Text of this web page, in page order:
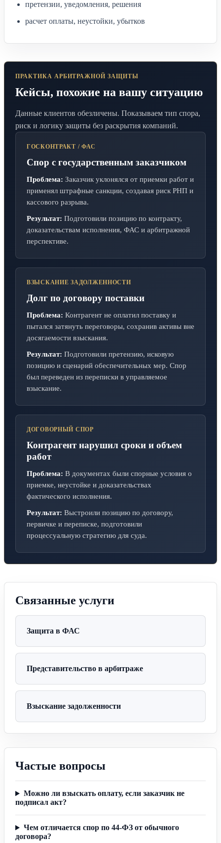
претензии, уведомления, решения
расчет оплаты, неустойки, убытков
ПРАКТИКА АРБИТРАЖНОЙ ЗАЩИТЫ
Кейсы, похожие на вашу ситуацию
Данные клиентов обезличены. Показываем тип спора,
риск и логику защиты без раскрытия компаний.
ГОСКОНТРАКТ / ФАС
Спор с государственным заказчиком
Проблема: Заказчик уклонялся от приемки работ и
применял штрафные санкции, создавая риск РНП и
кассового разрыва.
Результат: Подготовили позицию по контракту,
доказательствам исполнения, ФАС и арбитражной
перспективе.
ВЗЫСКАНИЕ ЗАДОЛЖЕННОСТИ
Долг по договору поставки
Проблема: Контрагент не оплатил поставку и
пытался затянуть переговоры, сохранив активы вне
досягаемости взыскания.
Результат: Подготовили претензию, исковую
позицию и сценарий обеспечительных мер. Спор
был переведен из переписки в управляемое
взыскание.
ДОГОВОРНЫЙ СПОР
Контрагент нарушил сроки и объем
работ
Проблема: В документах были спорные условия о
приемке, неустойке и доказательствах
фактического исполнения.
Результат: Выстроили позицию по договору,
первичке и переписке, подготовили
процессуальную стратегию для суда.
Связанные услуги
Защита в ФАС
Представительство в арбитраже
Взыскание задолженности
Частые вопросы
Можно ли взыскать оплату, если заказчик не
подписал акт?
Чем отличается спор по 44-ФЗ от обычного
договора?